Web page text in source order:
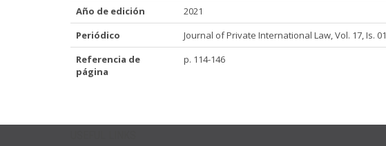
Año de edición
2021
Periódico
Journal of Private International Law, Vol. 17, Is. 01
Referencia de
página
p. 114-146